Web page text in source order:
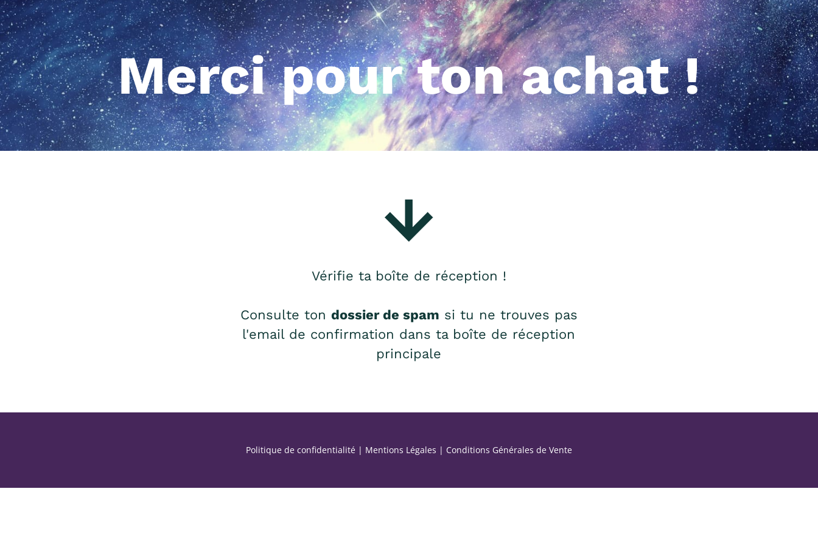
Merci pour ton achat !
Vérifie ta boîte de réception !
Consulte ton dossier de spam si tu ne trouves pas
l'email de confirmation dans ta boîte de réception
principale
Politique de confidentialité| Mentions Légales | Conditions Générales de Vente